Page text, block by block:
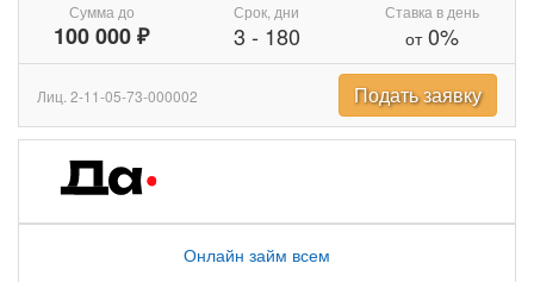
Сумма до
100 000 ₽
Срок, дни
3 - 180
Ставка в день
от0%
Лиц. 2-11-05-73-000002 Подать заявку
Онлайн займ всем